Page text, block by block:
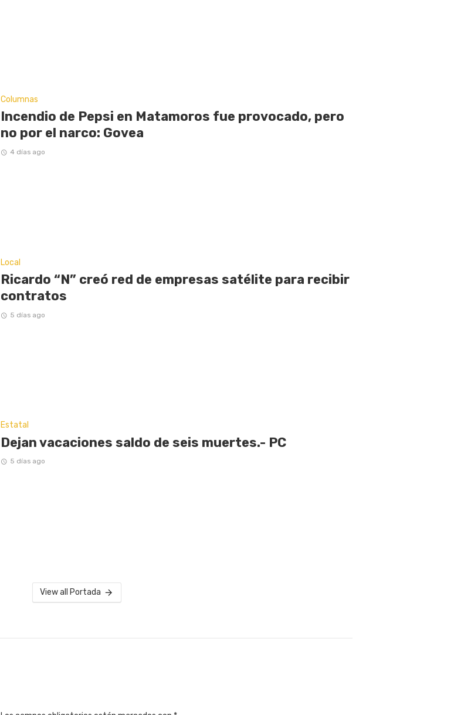
Columnas
Incendio de Pepsi en Matamoros fue provocado, pero
no por el narco: Govea
4 días ago
Local
Ricardo “N” creó red de empresas satélite para recibir
contratos
5 días ago
Estatal
Dejan vacaciones saldo de seis muertes.- PC
5 días ago
View all Portada